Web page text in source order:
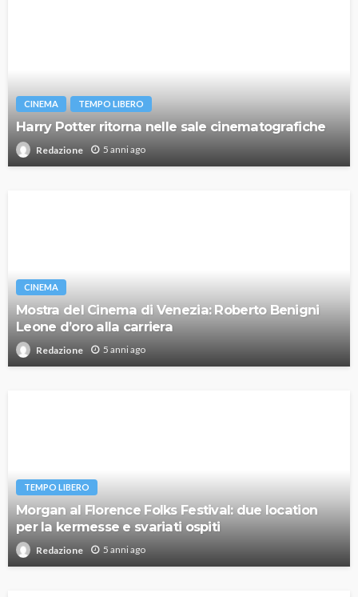
CINEMA TEMPO LIBERO
Harry Potter ritorna nelle sale cinematografiche
Redazione 5 anni ago
CINEMA
Mostra del Cinema di Venezia: Roberto Benigni
Leone d’oro alla carriera
Redazione 5 anni ago
TEMPO LIBERO
Morgan al Florence Folks Festival: due location
per la kermesse e svariati ospiti
Redazione 5 anni ago